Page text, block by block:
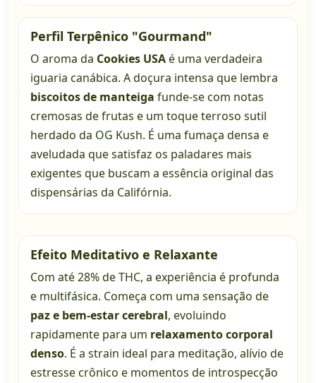
Perfil Terpênico "Gourmand"
O aroma da Cookies USAé uma verdadeira
iguaria canábica. A doçura intensa que lembra
biscoitos de manteiga funde-se com notas
cremosas de frutas e um toque terroso sutil
herdado da OG Kush. É uma fumaça densa e
aveludada que satisfaz os paladares mais
exigentes que buscam a essência original das
dispensárias da Califórnia.
Efeito Meditativo e Relaxante
Com até 28% de THC, a experiência é profunda
e multifásica. Começa com uma sensação de
paz e bem-estar cerebral, evoluindo
rapidamente para um relaxamento corporal
denso. É a strain ideal para meditação, alívio de
estresse crônico e momentos de introspecção